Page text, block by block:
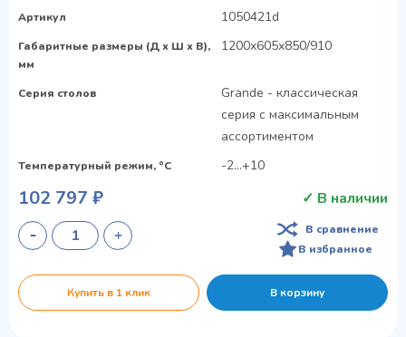
Артикул 1050421d
Габаритные размеры (Д х Ш х В),
мм
1200x605x850/910
Серия столов
Grande - классическая
серия с максимальным
ассортиментом
Температурный режим, °C -2...+10
102 797 ₽ ✓ В наличии
В сравнение
В избранное
Купить в 1 клик В корзину